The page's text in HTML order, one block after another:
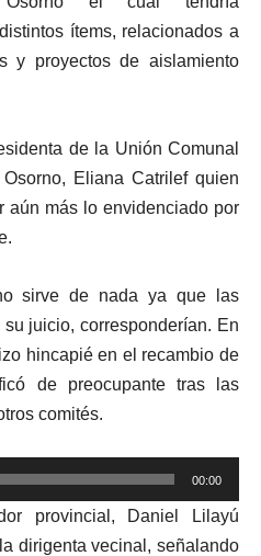
ítems, relacionados a
y proyectos de aislamiento
de la Unión Comunal
Eliana Catrilef quien
aún más lo envidenciado por
sirve de nada ya que las
juicio, corresponderían. En
hincapié en el recambio de
de preocupante tras las
comités.
00:00
provincial, Daniel Lilayú
dirigenta vecinal, señalando